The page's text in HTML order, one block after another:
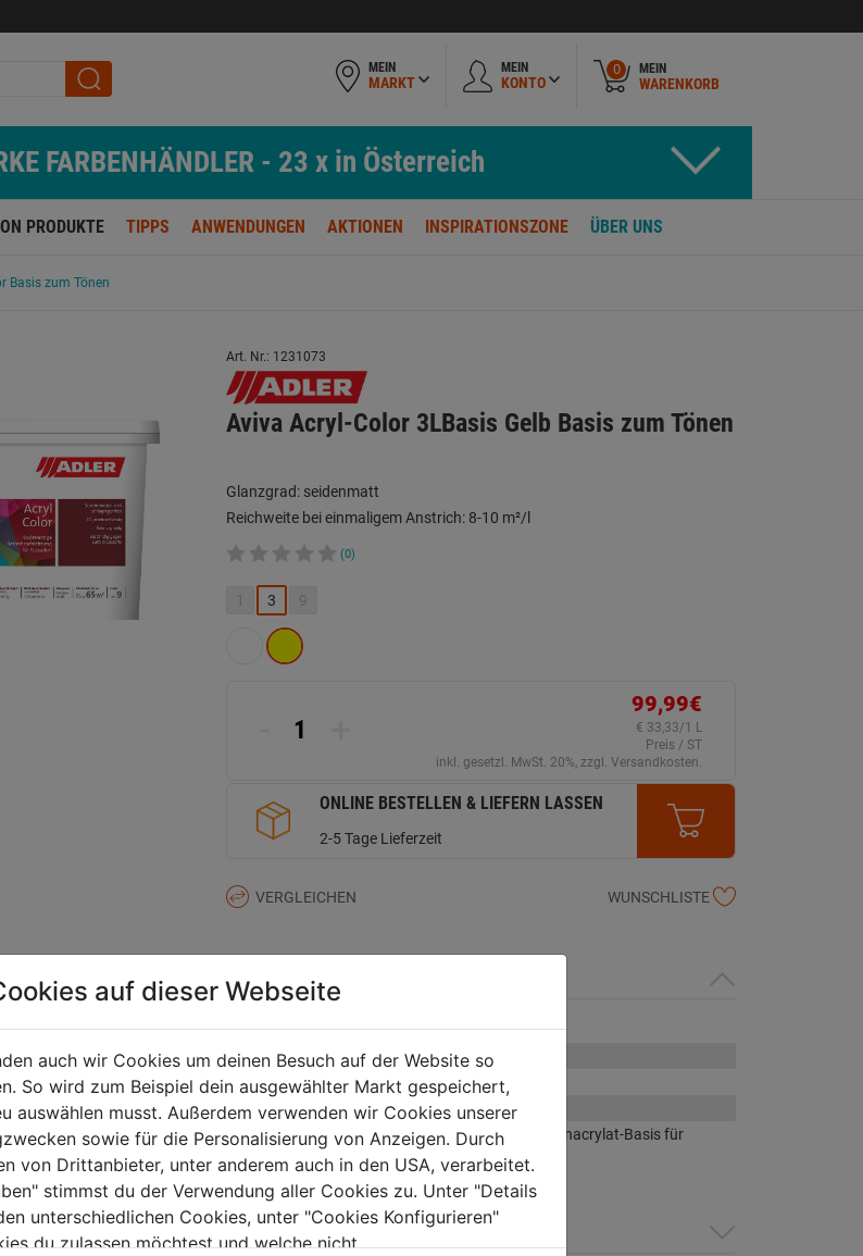
MEIN
MARKT
MEIN
KONTO
0 MEIN
WARENKORB
FARBENHÄNDLER - 23 x in Österreich
PRODUKTE TIPPS ANWENDUNGEN AKTIONEN INSPIRATIONSZONE ÜBER UNS
Basis zum Tönen
Art. Nr.: 1231073
Aviva Acryl-Color 3LBasis Gelb Basis zum Tönen
Glanzgrad: seidenmatt
Reichweite bei einmaligem Anstrich: 8-10 m²/l
(0)
1 3 9
99,99€
€ 33,33/1 L
Preis / ST
inkl. gesetzl. MwSt. 20%, zzgl. Versandkosten.
ONLINE BESTELLEN & LIEFERN LASSEN
2-5 Tage Lieferzeit
VERGLEICHEN WUNSCHLISTE
Wände im Außenbereich, Fassade
Beton, verputzte Wand
seidenmatt
Anstrich
8-10 m²/l
Wasserbasierte Fassadenfarbe auf Reinacrylat-Basis für
Fertigbeton und Faserzementplatten
(0)
auf dieser Webseite
auch wir Cookies um deinen Besuch auf der Website so
So wird zum Beispiel dein ausgewählter Markt gespeichert,
auswählen musst. Außerdem verwenden wir Cookies unserer
sowie für die Personalisierung von Anzeigen. Durch
von Drittanbieter, unter anderem auch in den USA, verarbeitet.
stimmst du der Verwendung aller Cookies zu. Unter "Details
unterschiedlichen Cookies, unter "Cookies Konfigurieren"
du zulassen möchtest und welche nicht.